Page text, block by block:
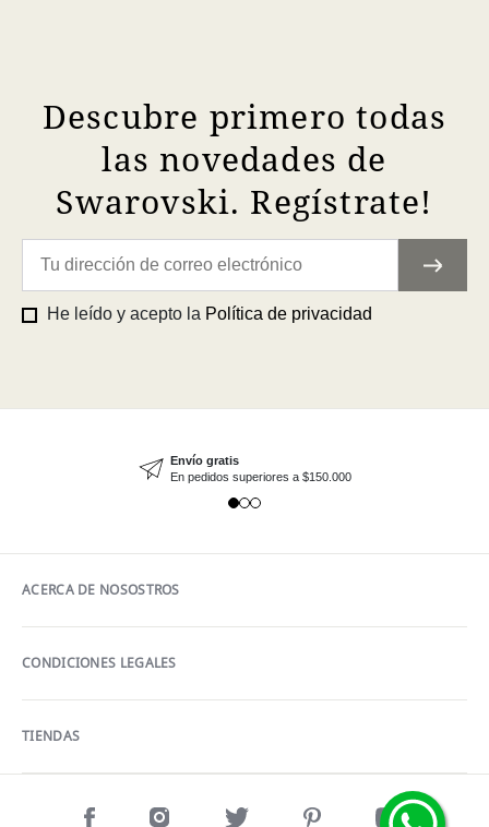
Descubre primero todas
las novedades de
Swarovski. Regístrate!
He leído y acepto la Política de privacidad
Envío gratis
En pedidos superiores a $150.000
ACERCA DE NOSOSTROS
CONDICIONES LEGALES
TIENDAS